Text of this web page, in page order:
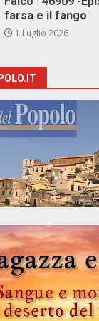
farsa e il fango
1 Luglio 2026